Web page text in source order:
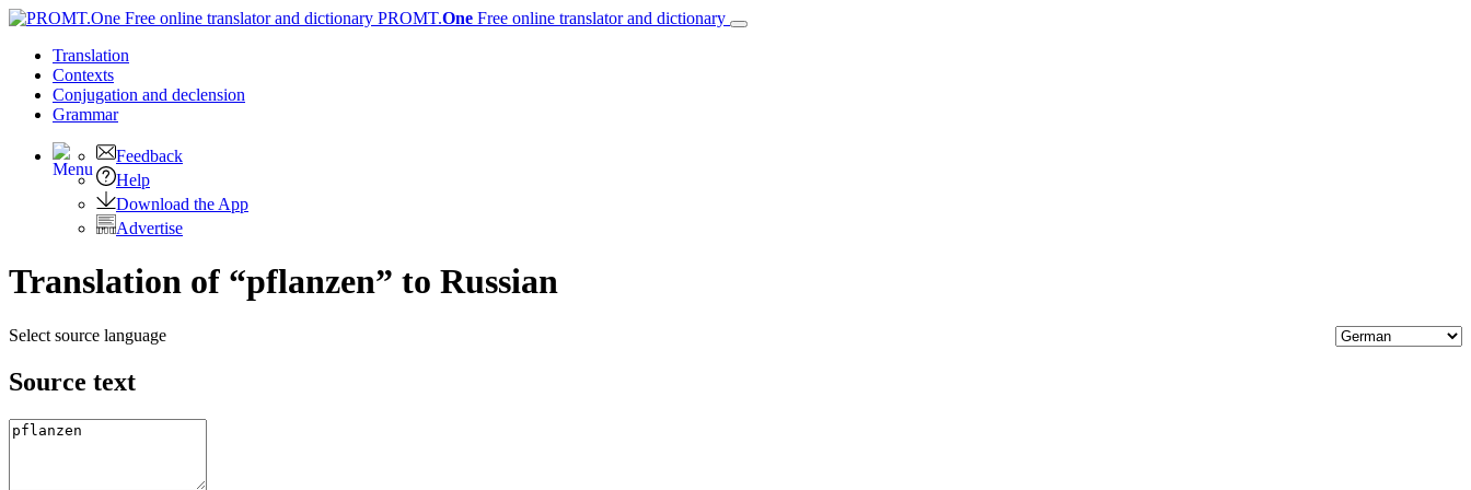
PROMT.One Free online translator and dictionary
Translation
Contexts
Conjugation and declension
Grammar
Feedback
Help
Download the App
Advertise
Translation of “pflanzen” to Russian
Select source language
Source text